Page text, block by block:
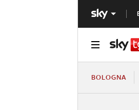
BOLOGNA